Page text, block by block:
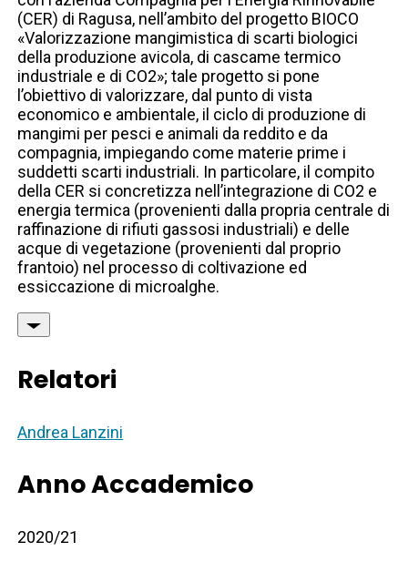
(CER) di Ragusa, nell’ambito del progetto BIOCO
«Valorizzazione mangimistica di scarti biologici
della produzione avicola, di cascame termico
industriale e di CO2»; tale progetto si pone
l’obiettivo di valorizzare, dal punto di vista
economico e ambientale, il ciclo di produzione di
mangimi per pesci e animali da reddito e da
compagnia, impiegando come materie prime i
suddetti scarti industriali. In particolare, il compito
della CER si concretizza nell’integrazione di CO2 e
energia termica (provenienti dalla propria centrale di
raffinazione di rifiuti gassosi industriali) e delle
acque di vegetazione (provenienti dal proprio
frantoio) nel processo di coltivazione ed
essiccazione di microalghe.
Relatori
Andrea Lanzini
Anno Accademico
2020/21